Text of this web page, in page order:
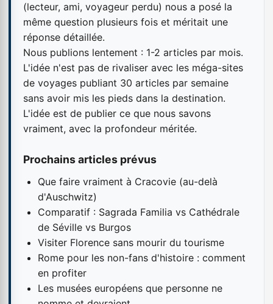
(lecteur, ami, voyageur perdu) nous a posé la
même question plusieurs fois et méritait une
réponse détaillée.
Nous publions lentement : 1-2 articles par mois.
L'idée n'est pas de rivaliser avec les méga-sites
de voyages publiant 30 articles par semaine
sans avoir mis les pieds dans la destination.
L'idée est de publier ce que nous savons
vraiment, avec la profondeur méritée.
Prochains articles prévus
Que faire vraiment à Cracovie (au-delà
d'Auschwitz)
Comparatif : Sagrada Familia vs Cathédrale
de Séville vs Burgos
Visiter Florence sans mourir du tourisme
Rome pour les non-fans d'histoire : comment
en profiter
Les musées européens que personne ne